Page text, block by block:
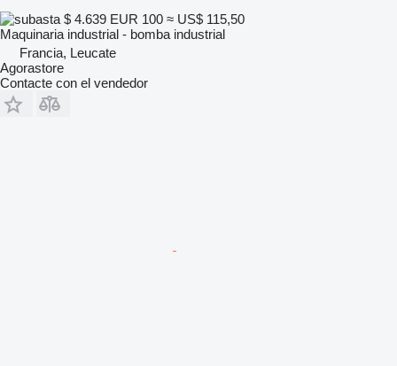
$ 4.639 EUR 100 ≈ US$ 115,50
Maquinaria industrial - bomba industrial
Francia, Leucate
Agorastore
Contacte con el vendedor